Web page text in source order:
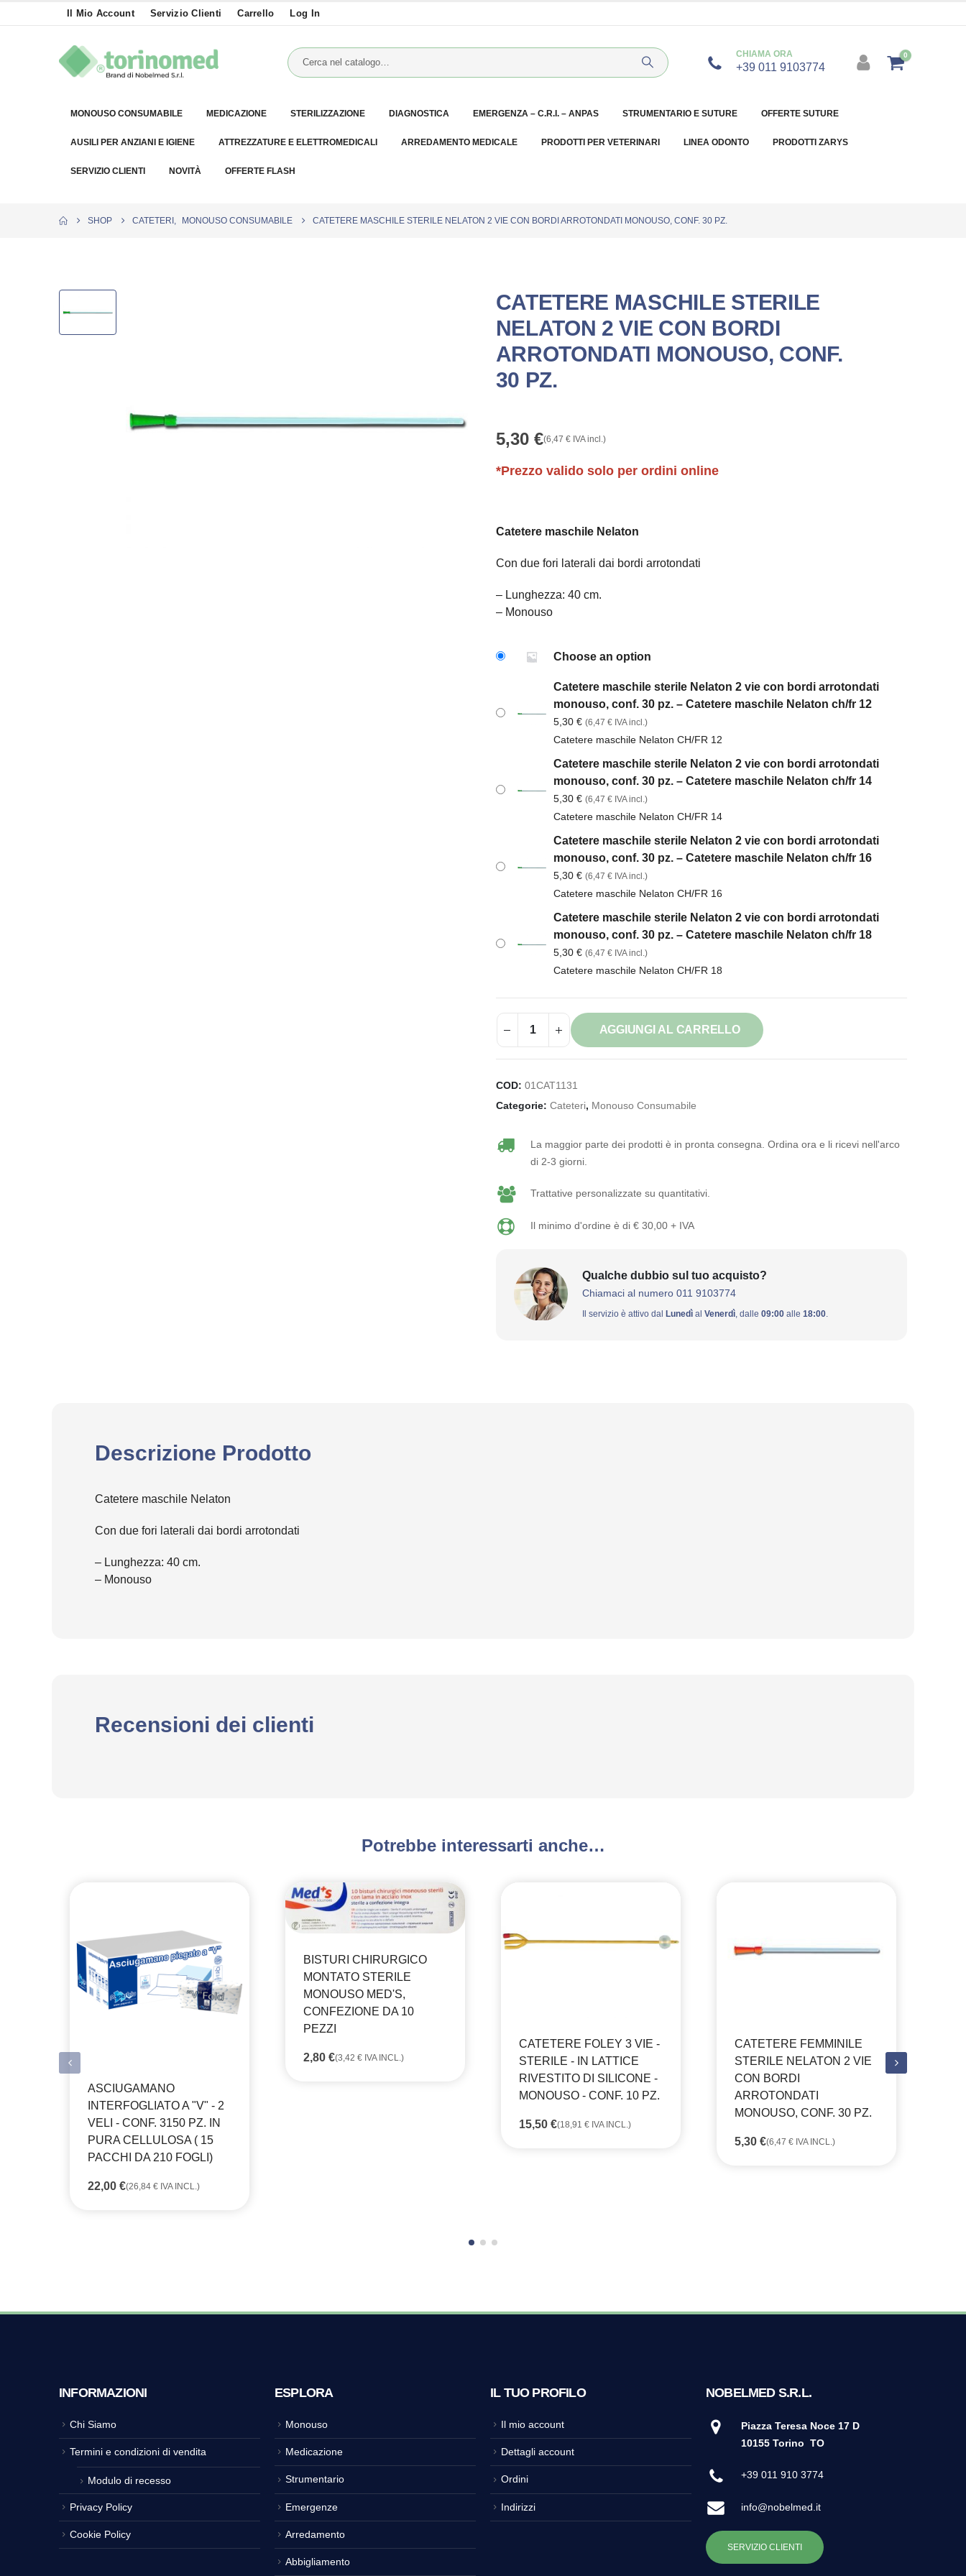
Il Mio Account Servizio Clienti Carrello Log In
CHIAMA ORA
+39 011 9103774
0
MONOUSO CONSUMABILE MEDICAZIONE STERILIZZAZIONE DIAGNOSTICA EMERGENZA – C.R.I. – ANPAS STRUMENTARIO E SUTURE OFFERTE SUTURE
AUSILI PER ANZIANI E IGIENE ATTREZZATURE E ELETTROMEDICALI ARREDAMENTO MEDICALE PRODOTTI PER VETERINARI LINEA ODONTO PRODOTTI ZARYS
SERVIZIO CLIENTI NOVITÀ OFFERTE FLASH
SHOP CATETERI MONOUSO CONSUMABILE CATETERE MASCHILE STERILE NELATON 2 VIE CON BORDI ARROTONDATI MONOUSO, CONF. 30 PZ.
CATETERE MASCHILE STERILE
NELATON 2 VIE CON BORDI
ARROTONDATI MONOUSO, CONF.
30 PZ.
5,30 €(6,47 €IVA incl.)
*Prezzo valido solo per ordini online
Catetere maschile Nelaton
Con due fori laterali dai bordi arrotondati
– Lunghezza: 40 cm.
– Monouso
Choose an option
Catetere maschile sterile Nelaton 2 vie con bordi arrotondati
monouso, conf. 30 pz. – Catetere maschile Nelaton ch/fr 12
5,30 € (6,47 €IVA incl.)
Catetere maschile Nelaton CH/FR 12
Catetere maschile sterile Nelaton 2 vie con bordi arrotondati
monouso, conf. 30 pz. – Catetere maschile Nelaton ch/fr 14
5,30 € (6,47 €IVA incl.)
Catetere maschile Nelaton CH/FR 14
Catetere maschile sterile Nelaton 2 vie con bordi arrotondati
monouso, conf. 30 pz. – Catetere maschile Nelaton ch/fr 16
5,30 € (6,47 €IVA incl.)
Catetere maschile Nelaton CH/FR 16
Catetere maschile sterile Nelaton 2 vie con bordi arrotondati
monouso, conf. 30 pz. – Catetere maschile Nelaton ch/fr 18
5,30 € (6,47 €IVA incl.)
Catetere maschile Nelaton CH/FR 18
AGGIUNGI AL CARRELLO
COD: 01CAT1131
Categorie: Cateteri, Monouso Consumabile
La maggior parte dei prodotti è in pronta consegna. Ordina ora e li ricevi nell'arco
di 2-3 giorni.
Trattative personalizzate su quantitativi.
Il minimo d'ordine è di € 30,00 + IVA
Qualche dubbio sul tuo acquisto?
Chiamaci al numero 011 9103774
Il servizio è attivo dal Lunedìal Venerdì, dalle 09:00alle 18:00.
Descrizione Prodotto
Catetere maschile Nelaton
Con due fori laterali dai bordi arrotondati
– Lunghezza: 40 cm.
– Monouso
Recensioni dei clienti
Potrebbe interessarti anche…
ASCIUGAMANO
INTERFOGLIATO A "V" - 2
VELI - CONF. 3150 PZ. IN
PURA CELLULOSA ( 15
PACCHI DA 210 FOGLI)
22,00 €(26,84 € IVA INCL.)
BISTURI CHIRURGICO
MONTATO STERILE
MONOUSO MED'S,
CONFEZIONE DA 10
PEZZI
2,80 €(3,42 € IVA INCL.)
CATETERE FOLEY 3 VIE -
STERILE - IN LATTICE
RIVESTITO DI SILICONE -
MONOUSO - CONF. 10 PZ.
15,50 €(18,91 € IVA INCL.)
CATETERE FEMMINILE
STERILE NELATON 2 VIE
CON BORDI
ARROTONDATI
MONOUSO, CONF. 30 PZ.
5,30 €(6,47 € IVA INCL.)
INFORMAZIONI
Chi Siamo
Termini e condizioni di vendita
Modulo di recesso
Privacy Policy
Cookie Policy
ESPLORA
Monouso
Medicazione
Strumentario
Emergenze
Arredamento
Abbigliamento
IL TUO PROFILO
Il mio account
Dettagli account
Ordini
Indirizzi
NOBELMED S.R.L.
Piazza Teresa Noce 17 D
10155 Torino TO
+39 011 910 3774
info@nobelmed.it
SERVIZIO CLIENTI